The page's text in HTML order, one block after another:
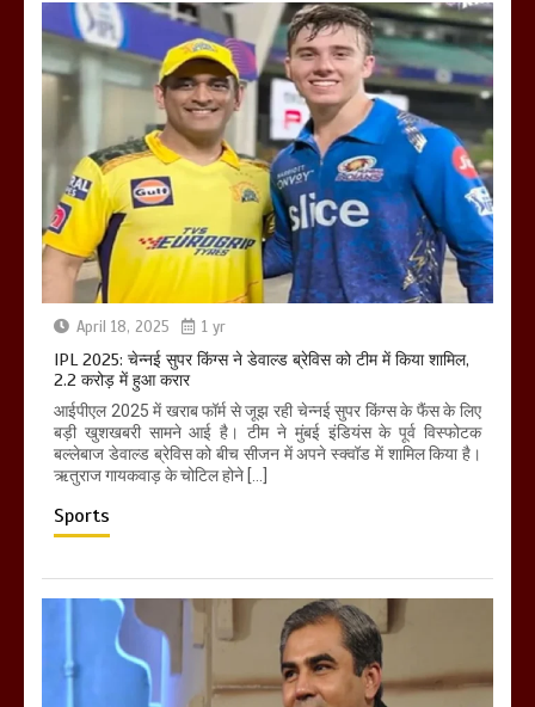
April 18, 2025 1 yr
IPL 2025: चेन्नई सुपर किंग्स ने डेवाल्ड ब्रेविस को टीम में किया शामिल,
2.2 करोड़ में हुआ करार
आईपीएल 2025 में खराब फॉर्म से जूझ रही चेन्नई सुपर किंग्स के फैंस के लिए
बड़ी खुशखबरी सामने आई है। टीम ने मुंबई इंडियंस के पूर्व विस्फोटक
बल्लेबाज डेवाल्ड ब्रेविस को बीच सीजन में अपने स्क्वॉड में शामिल किया है।
ऋतुराज गायकवाड़ के चोटिल होने […]
Sports